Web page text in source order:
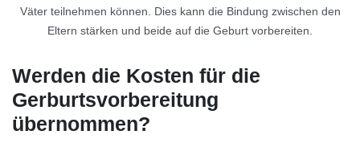
Väter teilnehmen können. Dies kann die Bindung zwischen den
Eltern stärken und beide auf die Geburt vorbereiten.
Werden die Kosten für die
Gerburtsvorbereitung
übernommen?